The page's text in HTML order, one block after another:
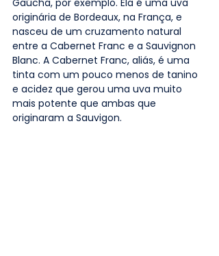
Gaúcha, por exemplo. Ela é uma uva
originária de Bordeaux, na França, e
nasceu de um cruzamento natural
entre a Cabernet Franc e a Sauvignon
Blanc. A Cabernet Franc, aliás, é uma
tinta com um pouco menos de tanino
e acidez que gerou uma uva muito
mais potente que ambas que
originaram a Sauvigon.